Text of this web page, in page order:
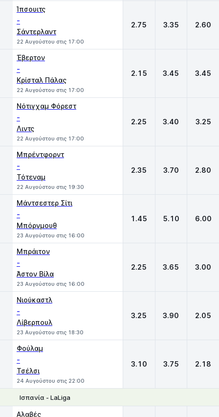
Ίπσουιτς
-
Σάντερλαντ
22 Αυγούστου στις 17:00
2.75 3.35 2.60
Έβερτον
-
Κρίσταλ Πάλας
22 Αυγούστου στις 17:00
2.15 3.45 3.45
Νότιγχαμ Φόρεστ
-
Λιντς
22 Αυγούστου στις 17:00
2.25 3.40 3.25
Μπρέντφορντ
-
Τότεναμ
22 Αυγούστου στις 19:30
2.35 3.70 2.80
Μάντσεστερ Σίτι
-
Μπόρνμουθ
23 Αυγούστου στις 16:00
1.45 5.10 6.00
Μπράιτον
-
Άστον Βίλα
23 Αυγούστου στις 16:00
2.25 3.65 3.00
Νιούκαστλ
-
Λίβερπουλ
23 Αυγούστου στις 18:30
3.25 3.90 2.05
Φούλαμ
-
Τσέλσι
24 Αυγούστου στις 22:00
3.10 3.75 2.18
Ισπανία - LaLiga
Αλαβές